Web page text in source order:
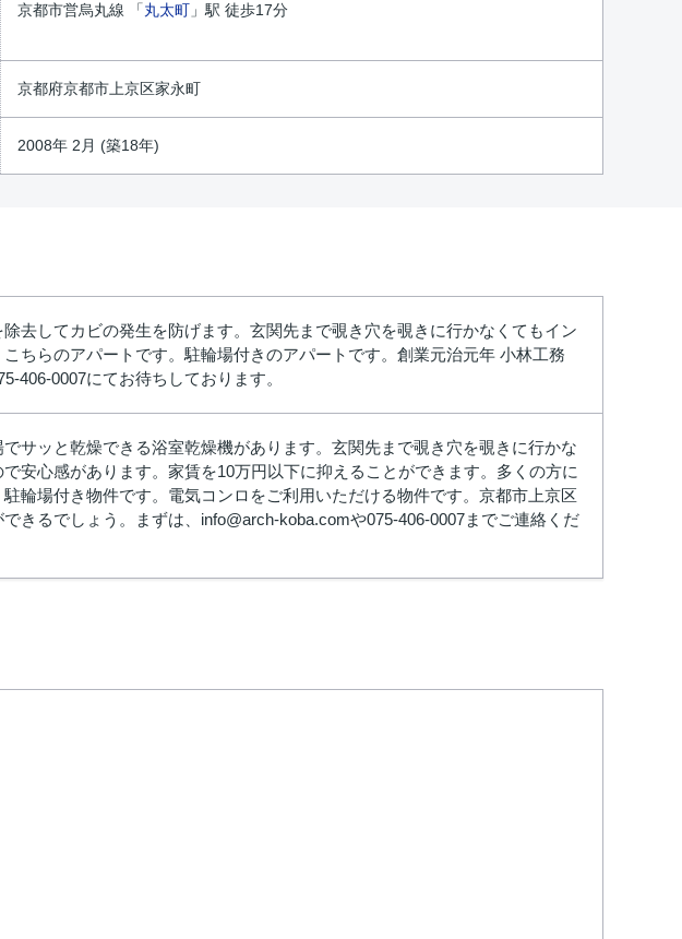
京都市営烏丸線 「丸太町 」駅 徒歩17分
京都府京都市上京区家永町
2008年 2月 (築18年)
去してカビの発生を防げます。玄関先まで覗き穴を覗きに行かなくてもイン
ちらのアパートです。駐輪場付きのアパートです。創業元治元年 小林工務
406-0007にてお待ちしております。
サッと乾燥できる浴室乾燥機があります。玄関先まで覗き穴を覗きに行かな
安心感があります。家賃を10万円以下に抑えることができます。多くの方に
輪場付き物件です。電気コンロをご利用いただける物件です。京都市上京区
きるでしょう。まずは、info@arch-koba.comや075-406-0007までご連絡くだ